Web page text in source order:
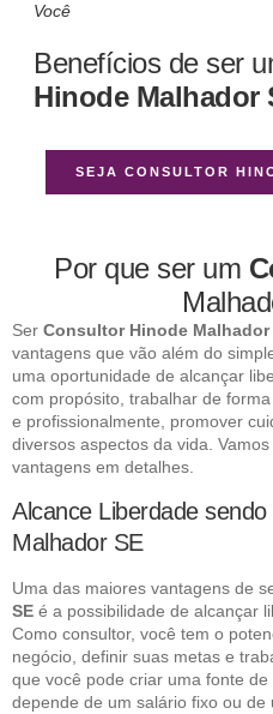
Você
Benefícios de ser
Hinode Malhador
SEJA CONSULTOR
Por que ser um
Ser Consultor Hinode Malhador
vantagens que vão além do
uma oportunidade de alcançar
com propósito, trabalhar de
e profissionalmente, promover
diversos aspectos da vida.
vantagens em detalhes.
Alcance Liberdade
Malhador SE
Uma das maiores vantagens de
SE é a possibilidade de alcançar
Como consultor, você tem o
negócio, definir suas metas e
que você pode criar uma fonte
depende de um salário fixo ou de